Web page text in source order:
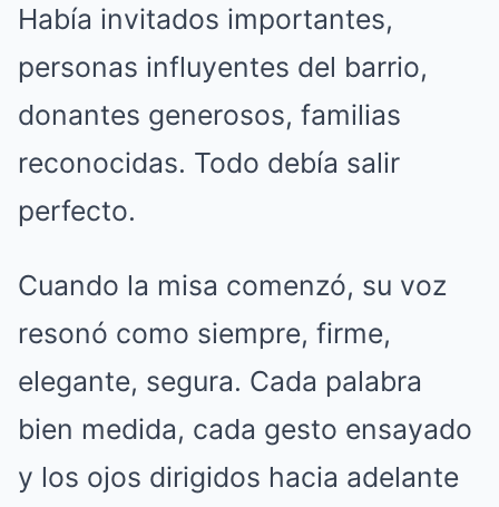
Había invitados importantes,
personas influyentes del barrio,
donantes generosos, familias
reconocidas. Todo debía salir
perfecto.
Cuando la misa comenzó, su voz
resonó como siempre, firme,
elegante, segura. Cada palabra
bien medida, cada gesto ensayado
y los ojos dirigidos hacia adelante